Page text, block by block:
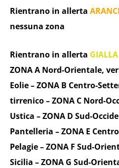
Rientrano in allerta
nessuna zona
Rientrano in allerta
ZONA A Nord-Orientale,
Eolie – ZONA B Centro-
tirrenico – ZONA C Nord-
Ustica – ZONA D Sud-
Pantelleria – ZONA E
Pelagie – ZONA F Sud-
Sicilia – ZONA G Sud-